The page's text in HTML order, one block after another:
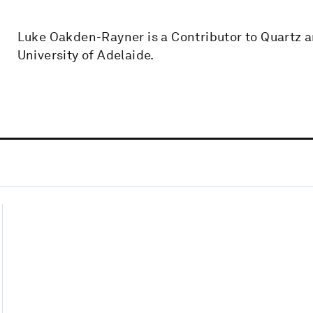
Luke Oakden-Rayner is a Contributor to Quartz
University of Adelaide.